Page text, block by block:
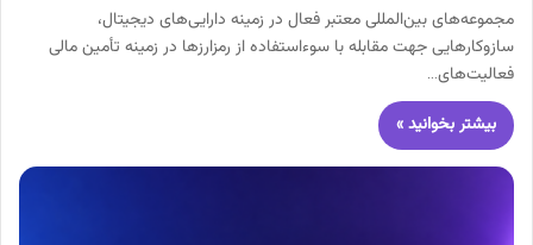
مجموعه‌های بین‌المللی معتبر فعال در زمینه دارایی‌های دیجیتال،
سازوکارهایی جهت مقابله با سوءاستفاده از رمزارزها در زمینه تأمین مالی
فعالیت‌های…
بیشتر بخوانید »